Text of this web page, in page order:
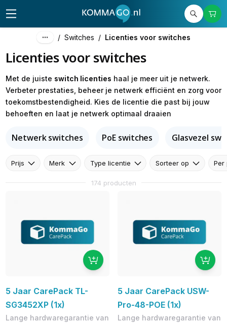
/ Switches / Licenties voor switches
Licenties voor switches
Met de juiste switch licenties haal je meer uit je netwerk.
Verbeter prestaties, beheer je netwerk efficiënt en zorg voor
toekomstbestendigheid. Kies de licentie die past bij jouw
behoeften en laat je netwerk optimaal draaien
Netwerk switches PoE switches Glasvezel
Prijs Merk Type licentie Sorteer op Per
174 producten
5 Jaar CarePack TL-
SG3452XP (1x)
Lange hardwaregarantie van
5 Jaar CarePack USW-
Pro-48-POE (1x)
Lange hardwaregarantie van